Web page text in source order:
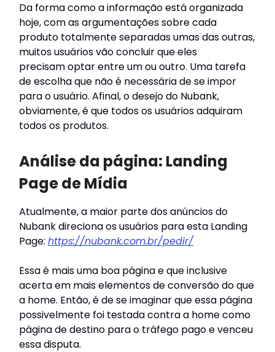
Da forma como a informação está organizada
hoje, com as argumentações sobre cada
produto totalmente separadas umas das outras,
muitos usuários vão concluir que eles
precisam optar entre um ou outro. Uma tarefa
de escolha que não é necessária de se impor
para o usuário. Afinal, o desejo do Nubank,
obviamente, é que todos os usuários adquiram
todos os produtos.
Análise da página: Landing
Page de Mídia
Atualmente, a maior parte dos anúncios do
Nubank direciona os usuários para esta Landing
Page: https://nubank.com.br/pedir/
Essa é mais uma boa página e que inclusive
acerta em mais elementos de conversão do que
a home. Então, é de se imaginar que essa página
possivelmente foi testada contra a home como
página de destino para o tráfego pago e venceu
essa disputa.